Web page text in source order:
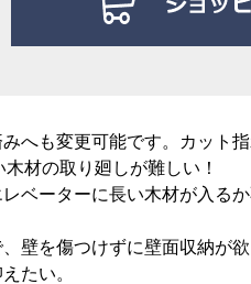
へも変更可能です。カット指
材の取り廻しが難しい！
ベーターに長い木材が入る
壁を傷つけずに壁面収納が欲
たい。